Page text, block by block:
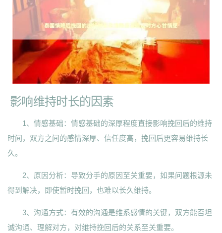
影响维持时长的因素
1、情感基础：情感基础的深厚程度直接影响挽回后的维持
时间，双方之间的感情深厚、信任度高，挽回后更容易维持长
久。
2、原因分析：导致分手的原因至关重要，如果问题根源未
得到解决，即使暂时挽回，也难以长久维持。
3、沟通方式：有效的沟通是维系感情的关键，双方能否坦
诚沟通、理解对方，对维持挽回后的关系至关重要。